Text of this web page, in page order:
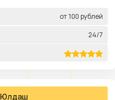
от 100 рублей
24/7
Юлдаш